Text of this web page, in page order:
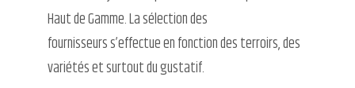
Haut de Gamme. La sélection des
fournisseurs s’effectue en fonction des terroirs, des
variétés et surtout du gustatif.